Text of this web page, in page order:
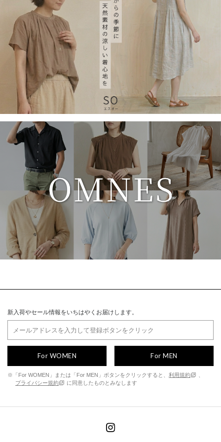
新入荷やセール情報をいちはやくお届けします。
For WOMEN For MEN
※「For WOMEN」または「For MEN」ボタンをクリックすると、 利用規約
プライバシー規約
に同意したものとみなします